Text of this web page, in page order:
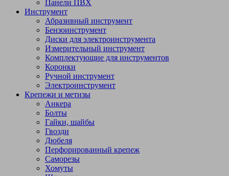
Панели ПВХ
Инструмент
Абразивный инструмент
Бензоинструмент
Диски для электроинструмента
Измерительный инструмент
Комплектующие для инструментов
Коронки
Ручной инструмент
Электроинструмент
Крепежи и метизы
Анкера
Болты
Гайки, шайбы
Гвозди
Дюбеля
Перфорированный крепеж
Саморезы
Хомуты